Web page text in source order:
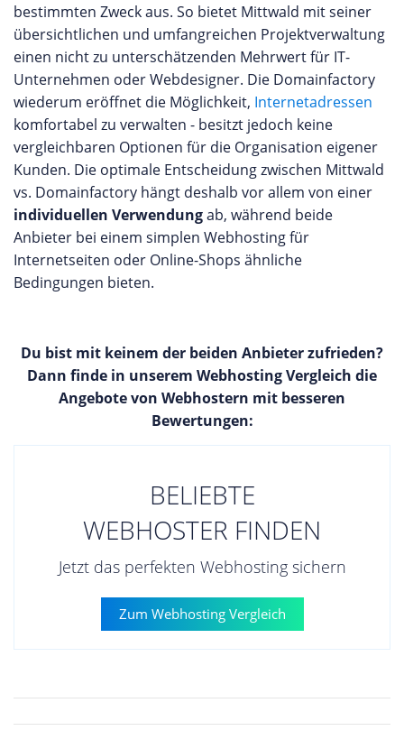
bestimmten Zweck aus. So bietet Mittwald mit seiner
übersichtlichen und umfangreichen Projektverwaltung
einen nicht zu unterschätzenden Mehrwert für IT-
Unternehmen oder Webdesigner. Die Domainfactory
wiederum eröffnet die Möglichkeit, Internetadressen
komfortabel zu verwalten - besitzt jedoch keine
vergleichbaren Optionen für die Organisation eigener
Kunden. Die optimale Entscheidung zwischen Mittwald
vs. Domainfactory hängt deshalb vor allem von einer
individuellen Verwendungab, während beide
Anbieter bei einem simplen Webhosting für
Internetseiten oder Online-Shops ähnliche
Bedingungen bieten.
Du bist mit keinem der beiden Anbieter zufrieden?
Dann finde in unserem Webhosting Vergleich die
Angebote von Webhostern mit besseren
Bewertungen:
BELIEBTE
WEBHOSTER FINDEN
Jetzt das perfekten Webhosting sichern
Zum Webhosting Vergleich